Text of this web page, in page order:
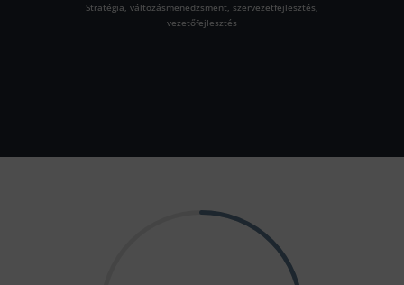
Stratégia, változásmenedzsment, szervezetfejlesztés,
vezetőfejlesztés